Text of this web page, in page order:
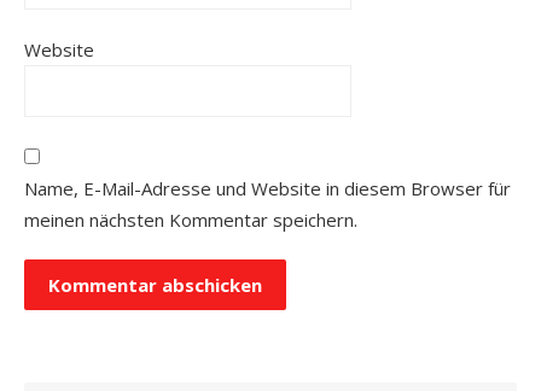
Website
Name, E-Mail-Adresse und Website in diesem Browser für
meinen nächsten Kommentar speichern.